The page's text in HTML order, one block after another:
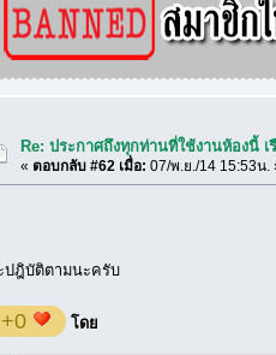
Re: ประกาศถึงทุกท่านที่ใช้งานห้องนี้ เ
«ตอบกลับ #62 เมื่อ: 07/พ.ย./14 15:53น.
ปฎิบัติตามนะครับ
+0 โดย